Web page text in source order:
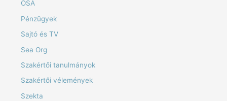
OSA
Pénzügyek
Sajtó és TV
Sea Org
Szakértői tanulmányok
Szakértői vélemények
Szekta